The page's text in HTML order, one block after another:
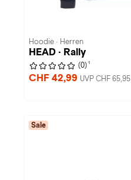
Hoodie · Herren
HEAD · Rally
(0) 1
CHF 42,99 UVP CHF 65,95
Sale